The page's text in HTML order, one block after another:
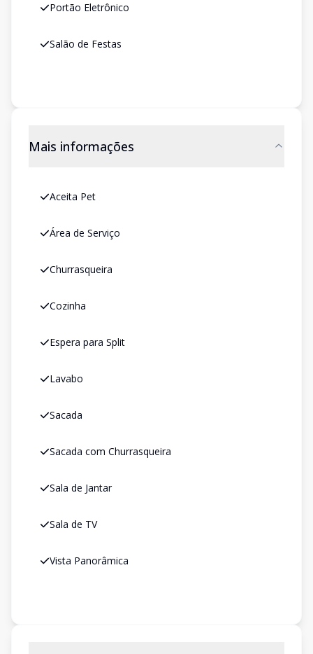
Portão Eletrônico
Salão de Festas
Mais informações
Aceita Pet
Área de Serviço
Churrasqueira
Cozinha
Espera para Split
Lavabo
Sacada
Sacada com Churrasqueira
Sala de Jantar
Sala de TV
Vista Panorâmica